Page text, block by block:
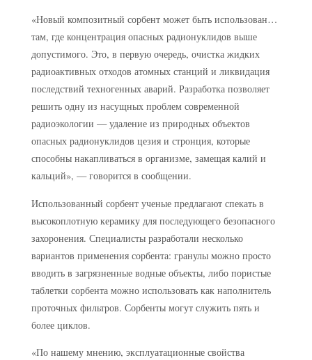
«Новый композитный сорбент может быть использован…
там, где концентрация опасных радионуклидов выше
допустимого. Это, в первую очередь, очистка жидких
радиоактивных отходов атомных станций и ликвидация
последствий техногенных аварий. Разработка позволяет
решить одну из насущных проблем современной
радиоэкологии — удаление из природных объектов
опасных радионуклидов цезия и стронция, которые
способны накапливаться в организме, замещая калий и
кальций», — говорится в сообщении.
Использованный сорбент ученые предлагают спекать в
высокоплотную керамику для последующего безопасного
захоронения. Специалисты разработали несколько
вариантов применения сорбента: гранулы можно просто
вводить в загрязненные водные объекты, либо пористые
таблетки сорбента можно использовать как наполнитель
проточных фильтров. Сорбенты могут служить пять и
более циклов.
«По нашему мнению, эксплуатационные свойства